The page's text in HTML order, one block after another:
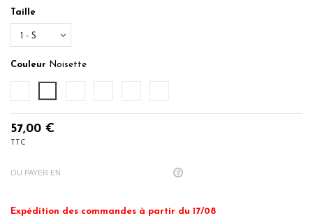
Taille
Couleur Noisette
57,00 €
TTC
OU PAYER EN
Expédition des commandes à partir du 17/08